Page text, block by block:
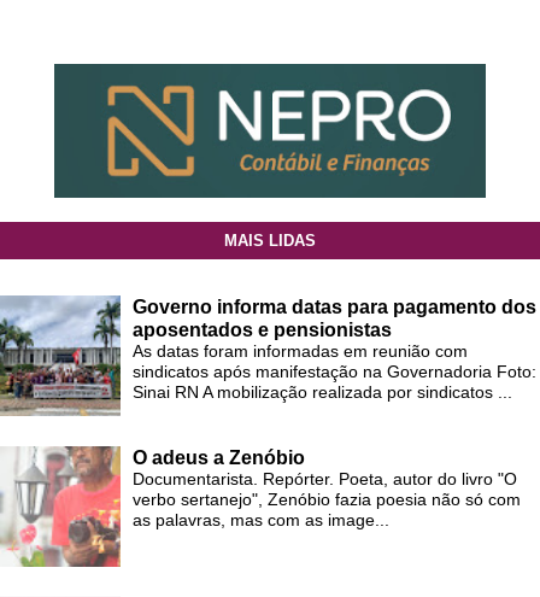
MAIS LIDAS
Governo informa datas para pagamento dos
aposentados e pensionistas
As datas foram informadas em reunião com
sindicatos após manifestação na Governadoria Foto:
Sinai RN A mobilização realizada por sindicatos ...
O adeus a Zenóbio
Documentarista. Repórter. Poeta, autor do livro "O
verbo sertanejo", Zenóbio fazia poesia não só com
as palavras, mas com as image...